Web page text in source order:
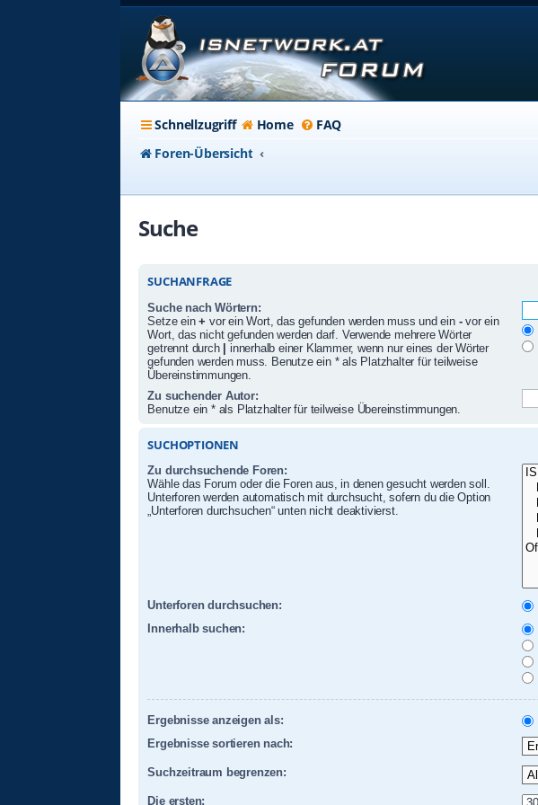
Schnellzugriff Home FAQ
Foren-Übersicht
Suche
SUCHANFRAGE
Suche nach Wörtern:
Setze ein+ vor ein Wort, das gefunden werden muss und ein -vor ein
Wort, das nicht gefunden werden darf. Verwende mehrere Wörter
getrennt durch | innerhalb einer Klammer, wenn nur eines der Wörter
gefunden werden muss. Benutze ein * als Platzhalter für teilweise
Übereinstimmungen.
Zu suchender Autor:
Benutze ein * als Platzhalter für teilweise Übereinstimmungen.
SUCHOPTIONEN
Zu durchsuchende Foren:
Wähle das Forum oder die Foren aus, in denen gesucht werden soll.
Unterforen werden automatisch mit durchsucht, sofern du die Option
„Unterforen durchsuchen“ unten nicht deaktivierst.
Unterforen durchsuchen:
Innerhalb suchen:
Ergebnisse anzeigen als:
Ergebnisse sortieren nach:
Suchzeitraum begrenzen:
Die ersten: